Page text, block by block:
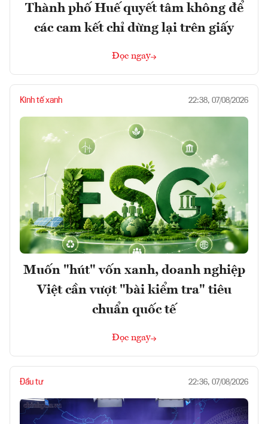
Thành phố Huế quyết tâm không để
các cam kết chỉ dừng lại trên giấy
Đọc ngay
Kinh tế xanh 22:38, 07/08/2026
Muốn "hút" vốn xanh, doanh nghiệp
Việt cần vượt "bài kiểm tra" tiêu
chuẩn quốc tế
Đọc ngay
Đầu tư 22:36, 07/08/2026